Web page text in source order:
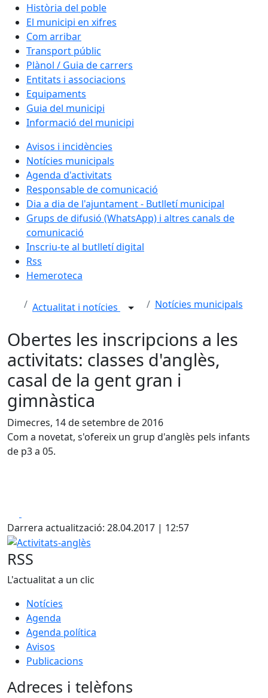
Història del poble
El municipi en xifres
Com arribar
Transport públic
Plànol / Guia de carrers
Entitats i associacions
Equipaments
Guia del municipi
Informació del municipi
Avisos i incidències
Notícies municipals
Agenda d'activitats
Responsable de comunicació
Dia a dia de l'ajuntament - Butlletí municipal
Grups de difusió (WhatsApp) i altres canals de
comunicació
Inscriu-te al butlletí digital
Rss
Hemeroteca
Actualitat i notícies Notícies municipals
Obertes les inscripcions a les
activitats: classes d'anglès,
casal de la gent gran i
gimnàstica
Dimecres, 14 de setembre de 2016
Com a novetat, s'ofereix un grup d'anglès pels infants
de p3 a 05.
Darrera actualització: 28.04.2017 | 12:57
Activitats-anglès
RSS
L'actualitat a un clic
Notícies
Agenda
Agenda política
Avisos
Publicacions
Adreces i telèfons